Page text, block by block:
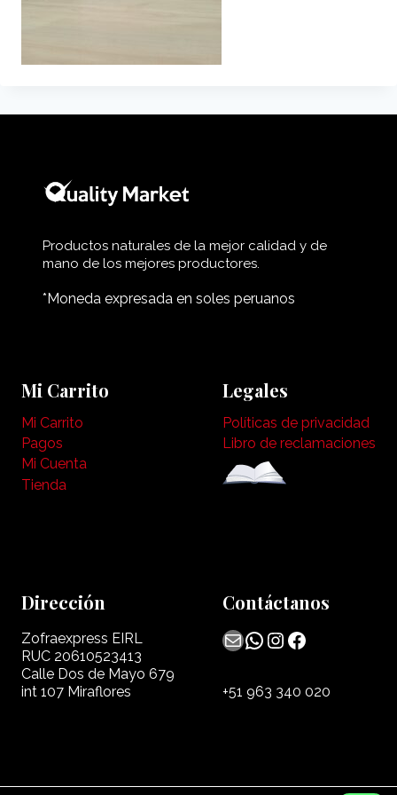
Productos naturales de la mejor calidad y de
mano de los mejores productores.
*Moneda expresada en soles peruanos
Mi Carrito
Mi Carrito
Pagos
Mi Cuenta
Tienda
Legales
Políticas de privacidad
Libro de reclamaciones
Dirección
Zofraexpress EIRL
RUC 20610523413
Calle Dos de Mayo 679
int 107 Miraflores
Contáctanos
MailWhatsApp
Instagram
Facebook
+51 963 340 020